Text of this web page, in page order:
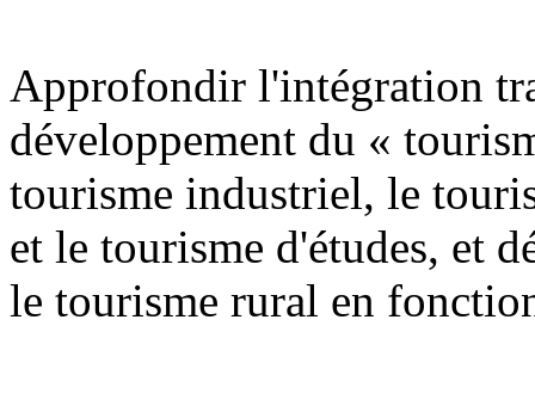
Approfondir l'intégration
développement du «
tourisme industriel, le
et le tourisme d'études, et
le tourisme rural en